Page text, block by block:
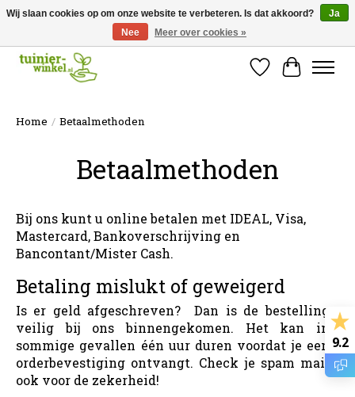
Online tuinartikelen kopen ✓ Online sinds 2007 ✓ Thuiswinkel Waarborg
Verlanglijst
Home / Betaalmethoden
Betaalmethoden
Bij ons kunt u online betalen met IDEAL, Visa,
Mastercard, Bankoverschrijving en
Bancontant/Mister Cash.
Betaling mislukt of geweigerd
Is er geld afgeschreven? Dan is de bestelling
veilig bij ons binnengekomen. Het kan in
sommige gevallen één uur duren voordat je een
orderbevestiging ontvangt. Check je spam mail
ook voor de zekerheid!
9.2
Wij slaan cookies op om onze website te verbeteren. Is dat akkoord?
Ja
Nee
Meer over cookies »